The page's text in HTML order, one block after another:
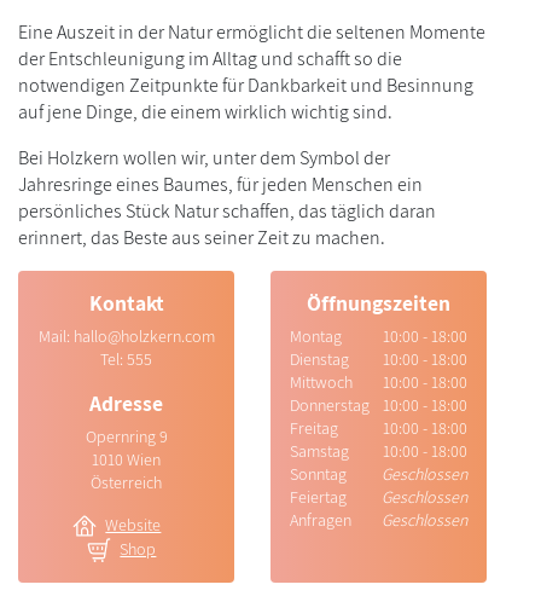
Eine Auszeit in der Natur ermöglicht die seltenen Momente
der Entschleunigung im Alltag und schafft so die
notwendigen Zeitpunkte für Dankbarkeit und Besinnung
auf jene Dinge, die einem wirklich wichtig sind.
Bei Holzkern wollen wir, unter dem Symbol der
Jahresringe eines Baumes, für jeden Menschen ein
persönliches Stück Natur schaffen, das täglich daran
erinnert, das Beste aus seiner Zeit zu machen.
Kontakt
Mail: hallo@holzkern.com
Tel: 555
Adresse
Opernring 9
1010 Wien
Österreich
Website
Shop
Öffnungszeiten
Montag
10:00 - 18:00
Dienstag
10:00 - 18:00
Mittwoch
10:00 - 18:00
Donnerstag
10:00 - 18:00
Freitag
10:00 - 18:00
Samstag
10:00 - 18:00
Sonntag
Geschlossen
Feiertag
Geschlossen
Anfragen
Geschlossen